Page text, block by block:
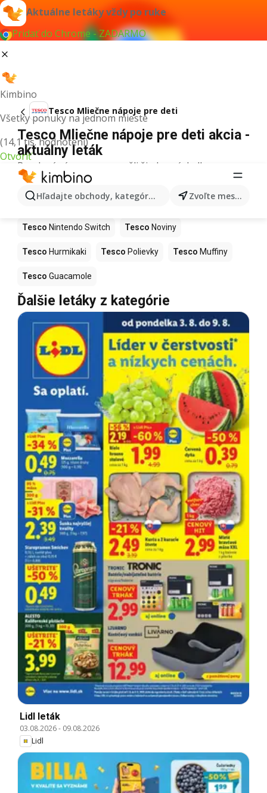
Aktuálne letáky vždy po ruke
Pridať do Chrome - ZADARMO
Kimbino
Všetky ponuky na jednom mieste
(14,1 tis. hodnotení)
Otvoriť
Hľadajte obchody, kategórie, produkty... Zvoľte mesto
Tesco Mliečne nápoje pre deti
Tesco Mliečne nápoje pre deti akcia -
aktuálny leták
Pre daný výraz sme nenašli žiadne výsledky.
Ďalšie produkty v obchodoch Tesco
Tesco Kapor Tesco Ashwagandha
Tesco Nintendo Switch Tesco Noviny
Tesco Hurmikaki Tesco Polievky Tesco Muffiny
Tesco Guacamole
Ďalšie letáky z kategórie
Lidl leták
03.08.2026- 09.08.2026
Lidl